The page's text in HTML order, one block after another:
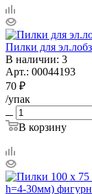
Пилки для
В наличии: 3
Арт.: 00044193
70 ₽
/упак
В корзину